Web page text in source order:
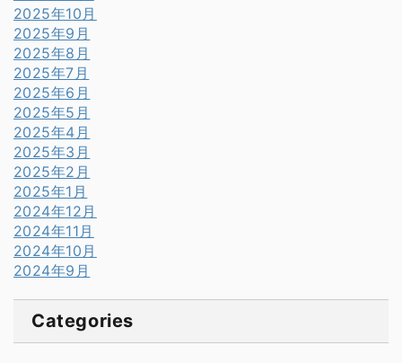
2025年10月
2025年9月
2025年8月
2025年7月
2025年6月
2025年5月
2025年4月
2025年3月
2025年2月
2025年1月
2024年12月
2024年11月
2024年10月
2024年9月
Categories